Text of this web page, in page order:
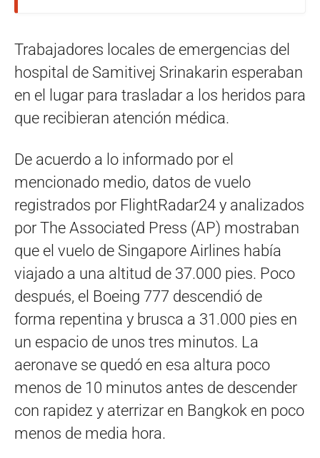
Trabajadores locales de emergencias del
hospital de Samitivej Srinakarin esperaban
en el lugar para trasladar a los heridos para
que recibieran atención médica.
De acuerdo a lo informado por el
mencionado medio, datos de vuelo
registrados por FlightRadar24 y analizados
por The Associated Press (AP) mostraban
que el vuelo de Singapore Airlines había
viajado a una altitud de 37.000 pies. Poco
después, el Boeing 777 descendió de
forma repentina y brusca a 31.000 pies en
un espacio de unos tres minutos. La
aeronave se quedó en esa altura poco
menos de 10 minutos antes de descender
con rapidez y aterrizar en Bangkok en poco
menos de media hora.